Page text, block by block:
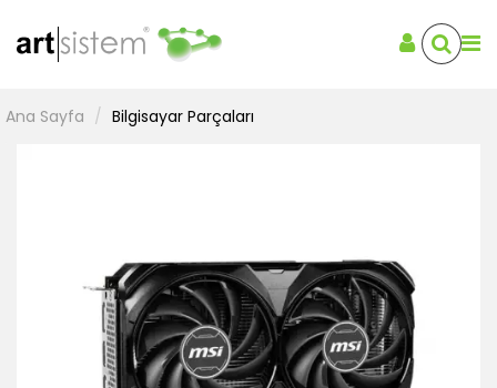
Ana Sayfa Bilgisayar Parçaları